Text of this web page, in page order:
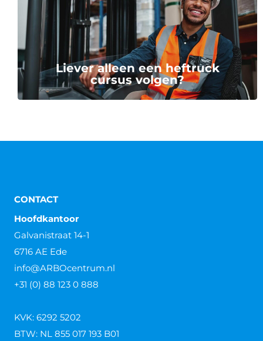
Liever alleen een heftruck
cursus volgen?
CONTACT
Hoofdkantoor
Galvanistraat 14-1
6716 AE Ede
info@ARBOcentrum.nl
+31 (0) 88 123 0 888
KVK: 6292 5202
BTW: NL 855 017 193 B01